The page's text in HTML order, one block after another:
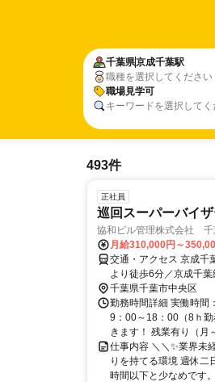
千葉県京成千葉駅
職種を選択してください
職場見学可
キーワードを選択してく
493件
正社員
巡回スーパーバイ
協和ビル管理株式会社 千
月給310,000円～
交通・アクセス 京成千
より徒歩6分／京成千
千葉県千葉市中央区
勤務時間詳細 実働時間
9：00～18：00（8ｈ
きます！ 残業有り（月
仕事内容 ＼＼✨業界未
りを持てる環境 週休二
時間以下と少なめです